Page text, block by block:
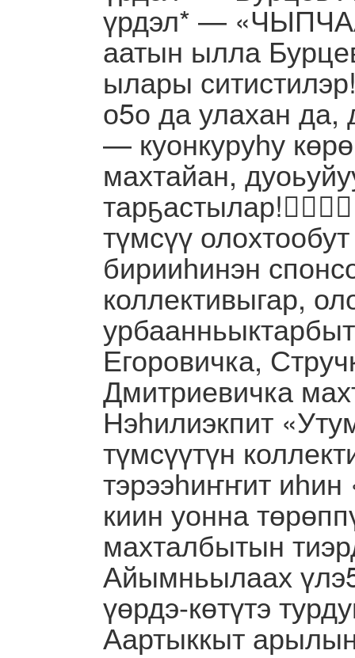
үрдэл* —
аатын ылла
ылары
о5о да улахан да,
— куонкуруһу
махтайан,
түмсүү
бирииһинэн
коллективыгар,
Егоровичка,
Дмитриевичка
Нэһилиэкпит
түмсүүтүн
тэрээһиҥҥит
киин уонна
махталбытын
Айымньылаах
үөрдэ-көтүтэ
Аартыккыт